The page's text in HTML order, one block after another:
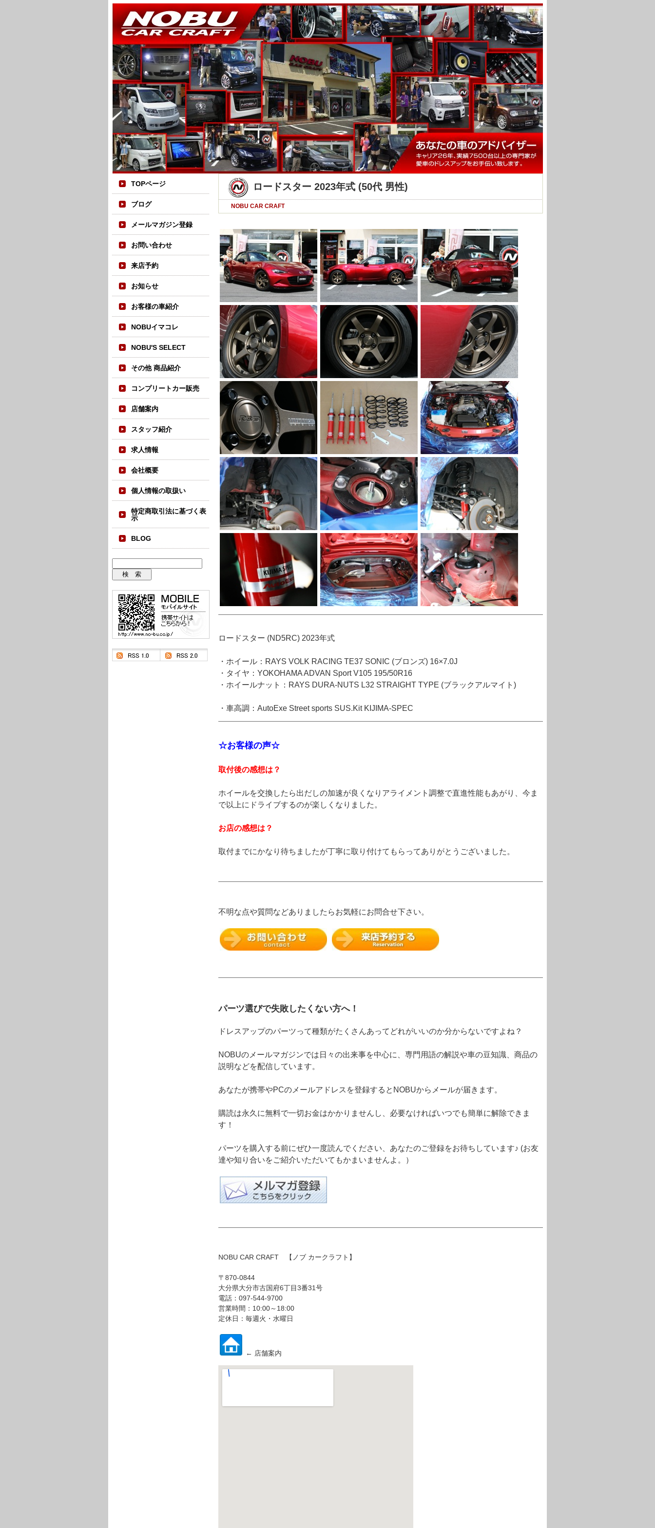
TOPページ
ブログ
メールマガジン登録
お問い合わせ
来店予約
お知らせ
お客様の車紹介
NOBUイマコレ
NOBU'S SELECT
その他 商品紹介
コンプリートカー販売
店舗案内
スタッフ紹介
求人情報
会社概要
個人情報の取扱い
特定商取引法に基づく表
示
BLOG
ロードスター 2023年式 (50代 男性)
NOBU CAR CRAFT
ロードスター (ND5RC) 2023年式
・ホイール：RAYS VOLK RACING TE37 SONIC (ブロンズ) 16×7.0J
・タイヤ：YOKOHAMA ADVAN Sport V105 195/50R16
・ホイールナット：RAYS DURA-NUTS L32 STRAIGHT TYPE (ブラックアルマイト)
・車高調：AutoExe Street sports SUS.Kit KIJIMA-SPEC
☆お客様の声☆
取付後の感想は？
ホイールを交換したら出だしの加速が良くなりアライメント調整で直進性能もあがり、今ま
で以上にドライブするのが楽しくなりました。
お店の感想は？
取付までにかなり待ちましたが丁寧に取り付けてもらってありがとうございました。
不明な点や質問などありましたらお気軽にお問合せ下さい。
パーツ選びで失敗したくない方へ！
ドレスアップのパーツって種類がたくさんあってどれがいいのか分からないですよね？
NOBUのメールマガジンでは日々の出来事を中心に、専門用語の解説や車の豆知識、商品の
説明などを配信しています。
あなたが携帯やPCのメールアドレスを登録するとNOBUからメールが届きます。
購読は永久に無料で一切お金はかかりませんし、必要なければいつでも簡単に解除できま
す！
パーツを購入する前にぜひ一度読んでください、あなたのご登録をお待ちしています♪ (お友
達や知り合いをご紹介いただいてもかまいませんよ。）
NOBU CAR CRAFT 【ノブ カークラフト】
〒870-0844
大分県大分市古国府6丁目3番31号
電話：097-544-9700
営業時間：10:00～18:00
定休日：毎週火・水曜日
← 店舗案内